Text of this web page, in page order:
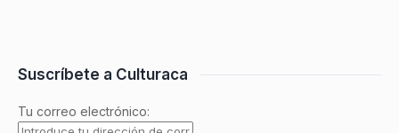
Suscríbete a Culturaca
Tu correo electrónico: